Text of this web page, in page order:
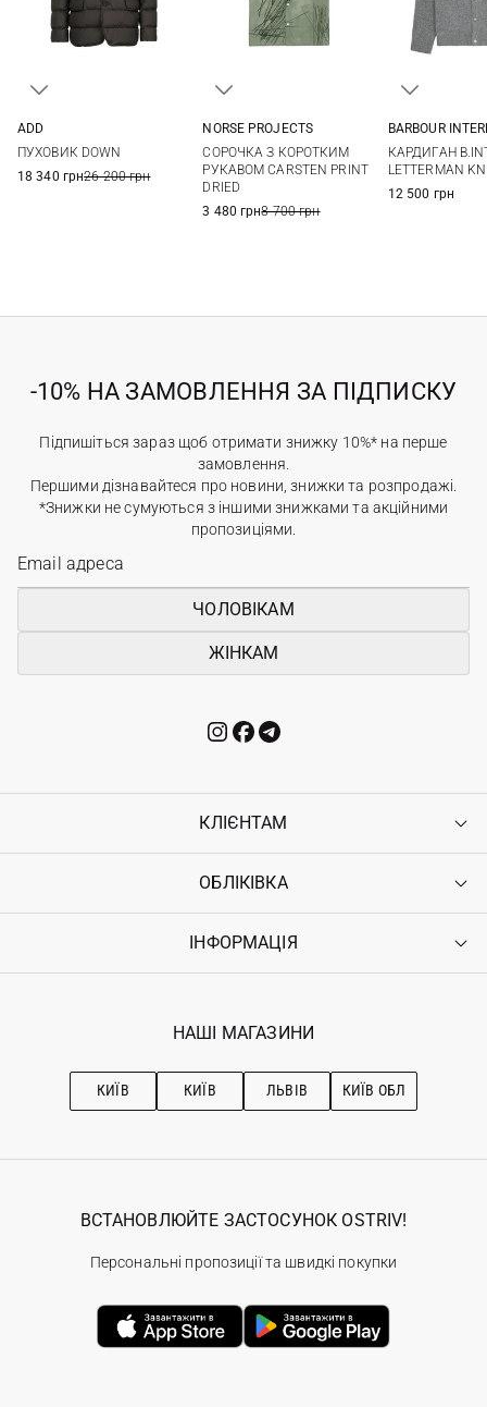
ADD
ПУХОВИК DOWN
18 340 грн26 200 грн
NORSE PROJECTS
СОРОЧКА З КОРОТКИМ
РУКАВОМ CARSTEN PRINT
DRIED
3 480 грн8 700 грн
BARBOUR
КАРДИГАН
LETTERMAN
12 500 грн
-10% НА ЗАМОВЛЕННЯ ЗА ПІДПИСКУ
Підпишіться зараз щоб отримати знижку 10%* на перше
замовлення.
Першими дізнавайтеся про новини, знижки та розпродажі.
*Знижки не сумуються з іншими знижками та акційними
пропозиціями.
ЧОЛОВІКАМ
ЖІНКАМ
КЛІЄНТАМ
Контакти
Повернення
Гарантія
ОБЛІКІВКА
Увійти
Ostriv Club+
ІНФОРМАЦІЯ
Наші магазини
Рекомендації з догляду
НАШІ МАГАЗИНИ
КИЇВ КИЇВ ЛЬВІВ КИЇВ ОБЛ
ВСТАНОВЛЮЙТЕ ЗАСТОСУНОК OSTRIV!
Персональні пропозиції та швидкі покупки